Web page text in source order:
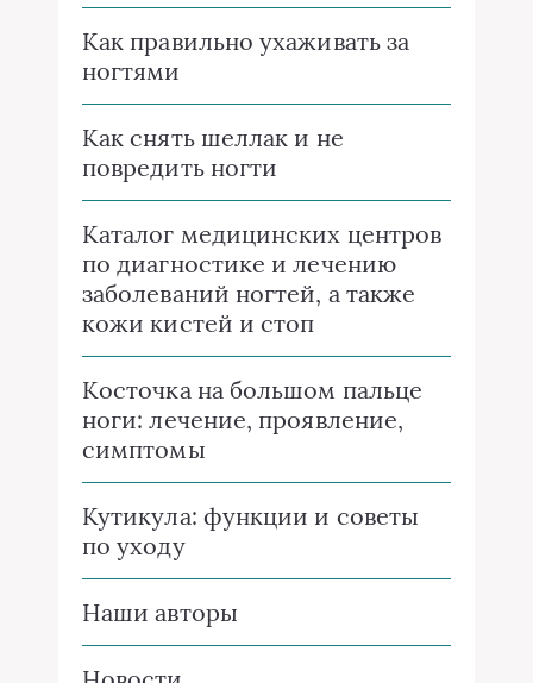
Как правильно ухаживать за
ногтями
Как снять шеллак и не
повредить ногти
Каталог медицинских центров
по диагностике и лечению
заболеваний ногтей, а также
кожи кистей и стоп
Косточка на большом пальце
ноги: лечение, проявление,
симптомы
Кутикула: функции и советы
по уходу
Наши авторы